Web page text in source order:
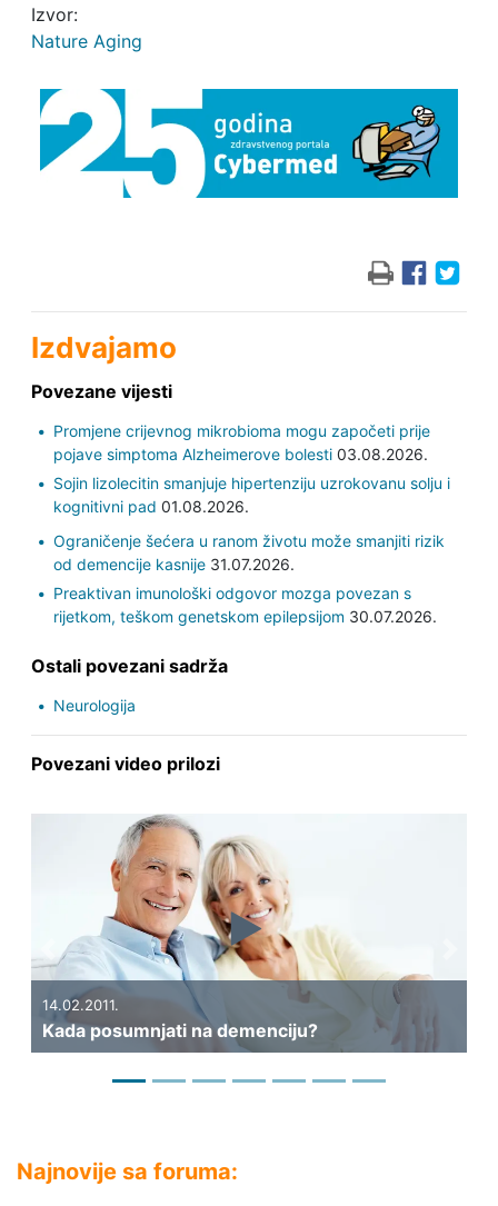
Izvor:
Nature Aging
Izdvajamo
Povezane vijesti
Promjene crijevnog mikrobioma mogu započeti prije
pojave simptoma Alzheimerove bolesti03.08.2026.
Sojin lizolecitin smanjuje hipertenziju uzrokovanu solju i
kognitivni pad 01.08.2026.
Ograničenje šećera u ranom životu može smanjiti rizik
od demencije kasnije31.07.2026.
Preaktivan imunološki odgovor mozga povezan s
rijetkom, teškom genetskom epilepsijom 30.07.2026.
Ostali povezani sadrža
Neurologija
Povezani video prilozi
na demenciju?
31.01.2011.
Može li se
Previous
Najnovije sa foruma: